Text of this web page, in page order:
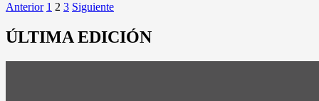
Anterior 1 2 3 Siguiente
ÚLTIMA EDICIÓN